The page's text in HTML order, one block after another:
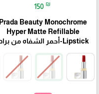
150 ₪
Prada Beauty Monochrome
Hyper Matte Refillable
Lipstick-أحمر الشفاه من برادا